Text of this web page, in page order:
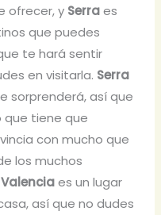
ofrecer, y Serraes
que puedes
te hará sentir
en visitarla. Serra
sorprenderá, así que
que tiene que
con mucho que
los muchos
Valenciaes un lugar
así que no dudes